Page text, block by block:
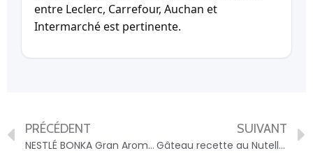
entre Leclerc, Carrefour, Auchan et
Intermarché est pertinente.
PRÉCÉDENT
NESTLÉ BONKA Gran Aroma Natural Poche 1kg – 7613032921804
SUIVANT
Gâteau recette au Nutella – 5413476994134